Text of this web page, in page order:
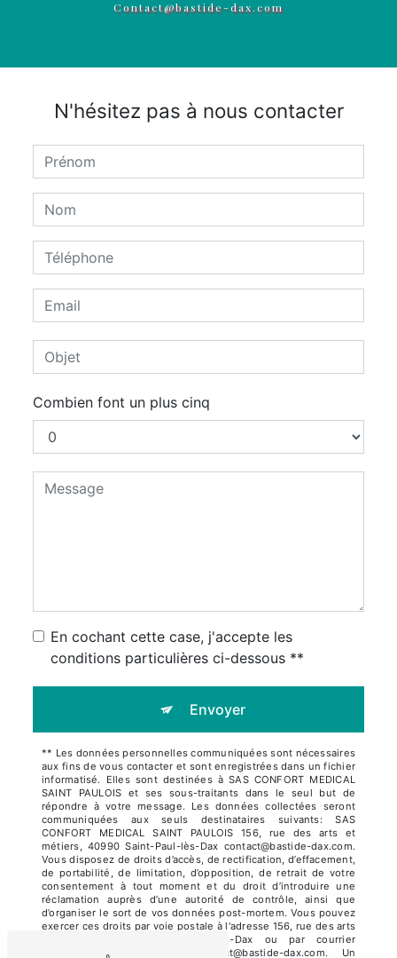
contact@bastide-dax.com
N'hésitez pas à nous contacter
Combien font un plus cinq
En cochant cette case, j'accepte les
conditions particulières ci-dessous **
Envoyer
** Les données personnelles communiquées sont nécessaires
aux fins de vous contacter et sont enregistrées dans un fichier
informatisé. Elles sont destinées à SAS CONFORT MEDICAL
SAINT PAULOIS et ses sous-traitants dans le seul but de
répondre à votre message. Les données collectées seront
communiquées aux seuls destinataires suivants: SAS
CONFORT MEDICAL SAINT PAULOIS 156, rue des arts et
métiers, 40990 Saint-Paul-lès-Dax contact@bastide-dax.com.
Vous disposez de droits d’accès, de rectification, d’effacement,
de portabilité, de limitation, d’opposition, de retrait de votre
consentement à tout moment et du droit d’introduire une
réclamation auprès d’une autorité de contrôle, ainsi que
d’organiser le sort de vos données post-mortem. Vous pouvez
exercer ces droits par voie postale à l'adresse 156, rue des arts
et métiers, 40990 Saint-Paul-lès-Dax ou par courrier
électronique à l'adresse contact@bastide-dax.com. Un